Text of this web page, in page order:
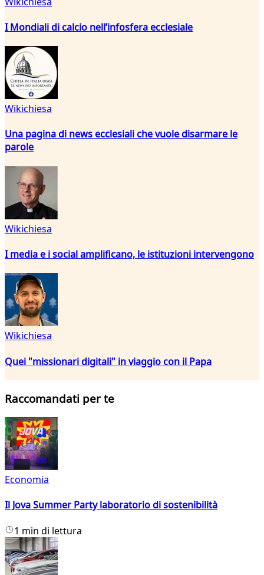
I Mondiali di calcio nell’infosfera ecclesiale
Wikichiesa
Una pagina di news ecclesiali che vuole disarmare le
parole
Wikichiesa
I media e i social amplificano, le istituzioni intervengono
Wikichiesa
Quei "missionari digitali" in viaggio con il Papa
Raccomandati per te
Economia
Il Jova Summer Party laboratorio di sostenibilità
1 min di lettura